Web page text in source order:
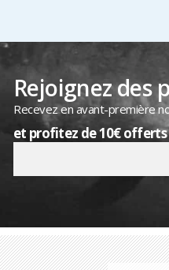
Rejoignez des
Recevez en avant-première
et profitez de 10€ offerts